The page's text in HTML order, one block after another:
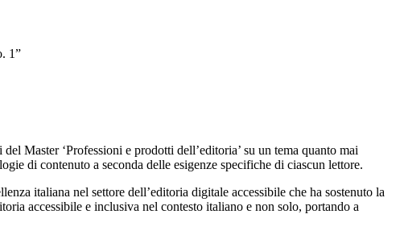
1”
Master ‘Professioni e prodotti dell’editoria’ su un tema quanto mai
di contenuto a seconda delle esigenze specifiche di ciascun lettore.
italiana nel settore dell’editoria digitale accessibile che ha sostenuto la
accessibile e inclusiva nel contesto italiano e non solo, portando a